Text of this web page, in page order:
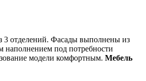
3 отделений. Фасады выполнены из
под потребности
модели комфортным. Мебель